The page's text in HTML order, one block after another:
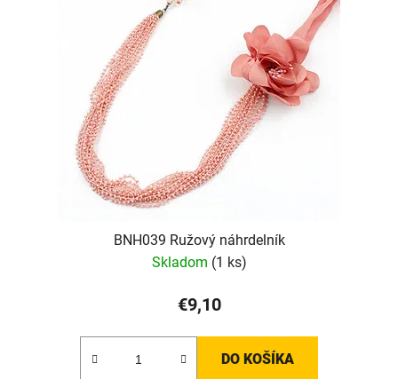
BNH039 Ružový náhrdelník
Skladom (1 ks)
€9,10
DO KOŠÍKA